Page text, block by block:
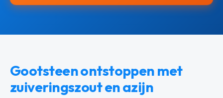
Gootsteen ontstoppen met
zuiveringszout en azijn